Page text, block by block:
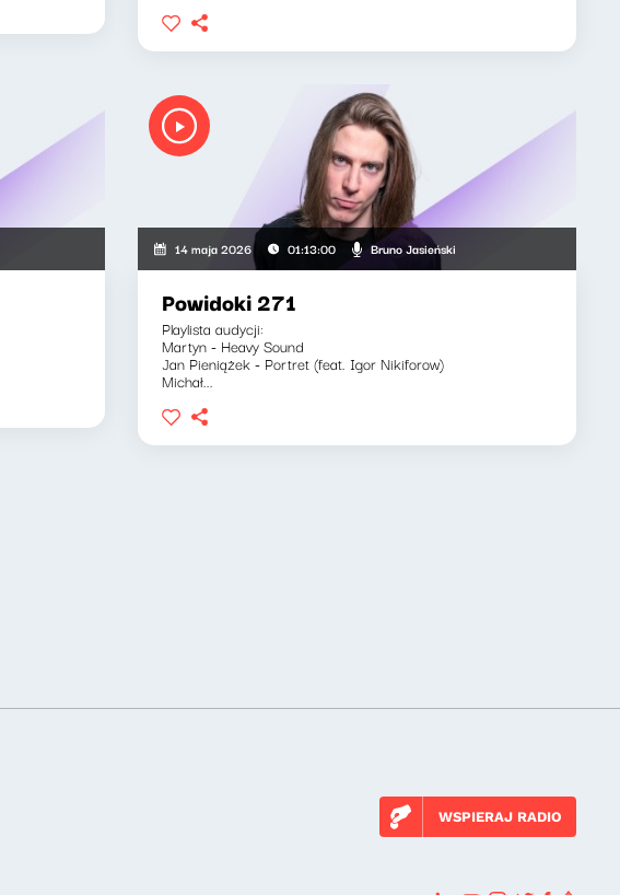
14 maja 2026 01:13:00 Bruno Jasieński
Powidoki 271
Playlista audycji:
Martyn - Heavy Sound
Jan Pieniążek - Portret (feat. Igor Nikiforow)
Michał...
WSPIERAJ RADIO